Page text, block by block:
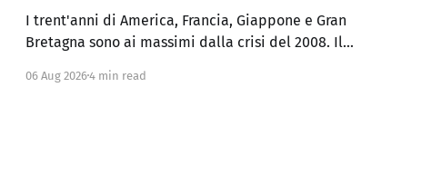
I trent'anni di America, Francia, Giappone e Gran
Bretagna sono ai massimi dalla crisi del 2008. Il
panico fiscale del 2022. Chi sperava che, a
06 Aug 20264 min read